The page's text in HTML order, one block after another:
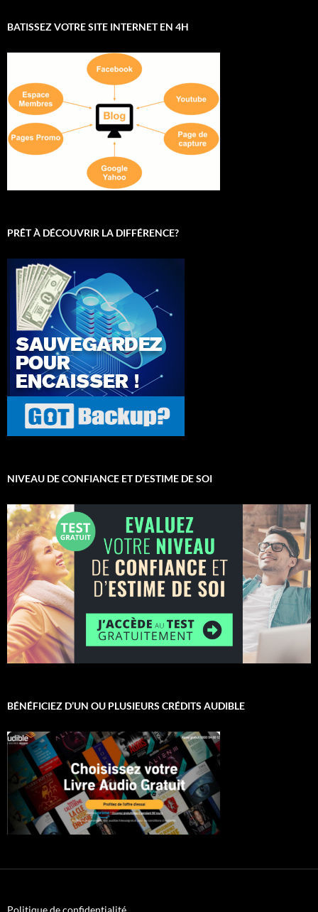
BATISSEZ VOTRE SITE INTERNET EN 4H
PRÊT À DÉCOUVRIR LA DIFFÉRENCE?
NIVEAU DE CONFIANCE ET D’ESTIME DE SOI
BÉNÉFICIEZ D’UN OU PLUSIEURS CRÉDITS AUDIBLE